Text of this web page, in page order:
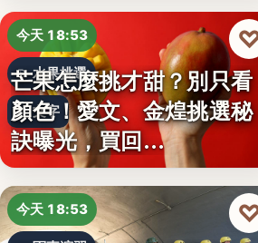
40%
今天 18:53
水果挑選
文字
芒果怎麼挑才甜？別只看
顏色！愛文、金煌挑選秘
訣曝光，買回…
今天 18:53